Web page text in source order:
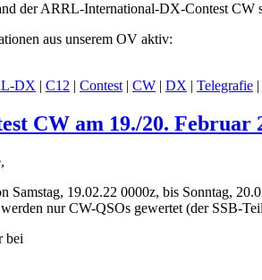
der ARRL-International-DX-Contest CW
aus unserem OV aktiv:
DX | C12 | Contest| CW | DX | Telegrafie |
CW am 19./20. Februar
Samstag, 19.02.22 0000z, bis Sonntag,
nur CW-QSOs gewertet (der SSB-
bei